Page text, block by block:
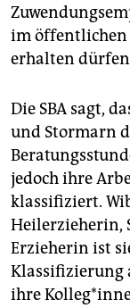
im öffentlichen
erhalten
Die SBA sagt,
und Stormarn
jedoch ihre
klassifiziert.
Heilerzieherin,
Erzieherin ist
Klassifizierung
ihre